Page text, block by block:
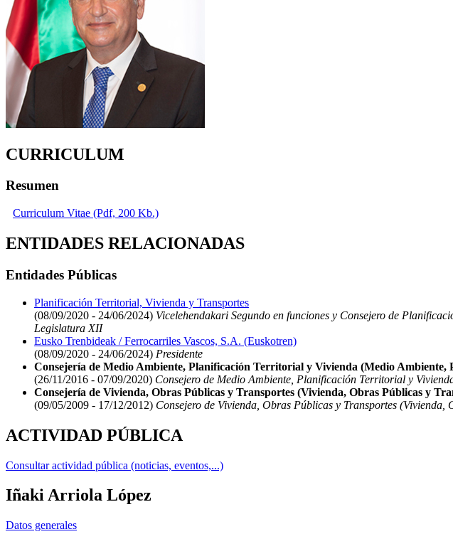
CURRICULUM
Resumen
Curriculum Vitae (Pdf, 200 Kb.)
ENTIDADES RELACIONADAS
Entidades Públicas
Planificación Territorial, Vivienda y Transportes
(08/09/2020 - 24/06/2024) Vicelehendakari Segundo en funciones y Consejero de
Legislatura XII
Eusko Trenbideak / Ferrocarriles Vascos, S.A. (Euskotren)
(08/09/2020 - 24/06/2024) Presidente
Consejería de Medio Ambiente, Planificación Territorial y Vivienda (Medio
(26/11/2016 - 07/09/2020) Consejero de Medio Ambiente, Planificación Territorial y
Consejería de Vivienda, Obras Públicas y Transportes (Vivienda, Obras Públicas y
(09/05/2009 - 17/12/2012) Consejero de Vivienda, Obras Públicas y Transportes (Vivienda,
ACTIVIDAD PÚBLICA
Consultar actividad pública (noticias, eventos,...)
Iñaki Arriola López
Datos generales